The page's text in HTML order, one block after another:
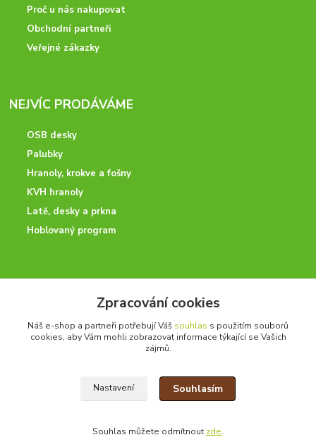
Proč u nás nakupovat
Obchodní partneři
Veřejné zákazky
NEJVÍC PRODÁVÁME
OSB desky
Palubky
Hranoly, krokve a fošny
KVH hranoly
Latě, desky a prkna
Hoblovaný program
Potřebujete poradit? Neváhejte nás kontaktovat.
+420 728 600 625
po - pá 7:00 - 15:00
Zpracování cookies
Náš e-shop a partneři potřebují Váš souhlas s použitím souborů
cookies, aby Vám mohli zobrazovat informace týkající se Vašich
zájmů.
Nastavení Souhlasím
Souhlas můžete odmítnout zde.